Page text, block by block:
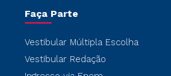
Faça Parte
Vestibular Múltipla Escolha
Vestibular Redação